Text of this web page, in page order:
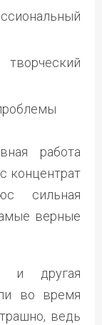
работа
концентрат
сильная
верные
и другая
во время
ведь